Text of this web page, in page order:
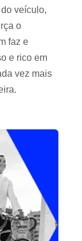
veículo,
o
faz e
e rico em
vez mais